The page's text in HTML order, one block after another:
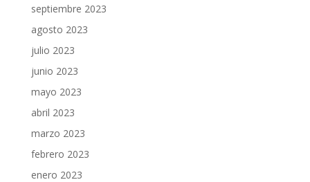
septiembre 2023
agosto 2023
julio 2023
junio 2023
mayo 2023
abril 2023
marzo 2023
febrero 2023
enero 2023